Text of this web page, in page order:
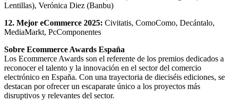
Lentillas), Verónica Diez (Banbu)
12. Mejor eCommerce 2025: Civitatis, ComoComo, Decántalo,
MediaMarkt, PcComponentes
Sobre Ecommerce Awards España
Los Ecommerce Awards son el referente de los premios dedicados a
reconocer el talento y la innovación en el sector del comercio
electrónico en España. Con una trayectoria de dieciséis ediciones, se
destacan por ofrecer un escaparate único a los proyectos más
disruptivos y relevantes del sector.